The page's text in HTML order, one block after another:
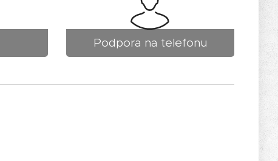
Podpora na telefonu